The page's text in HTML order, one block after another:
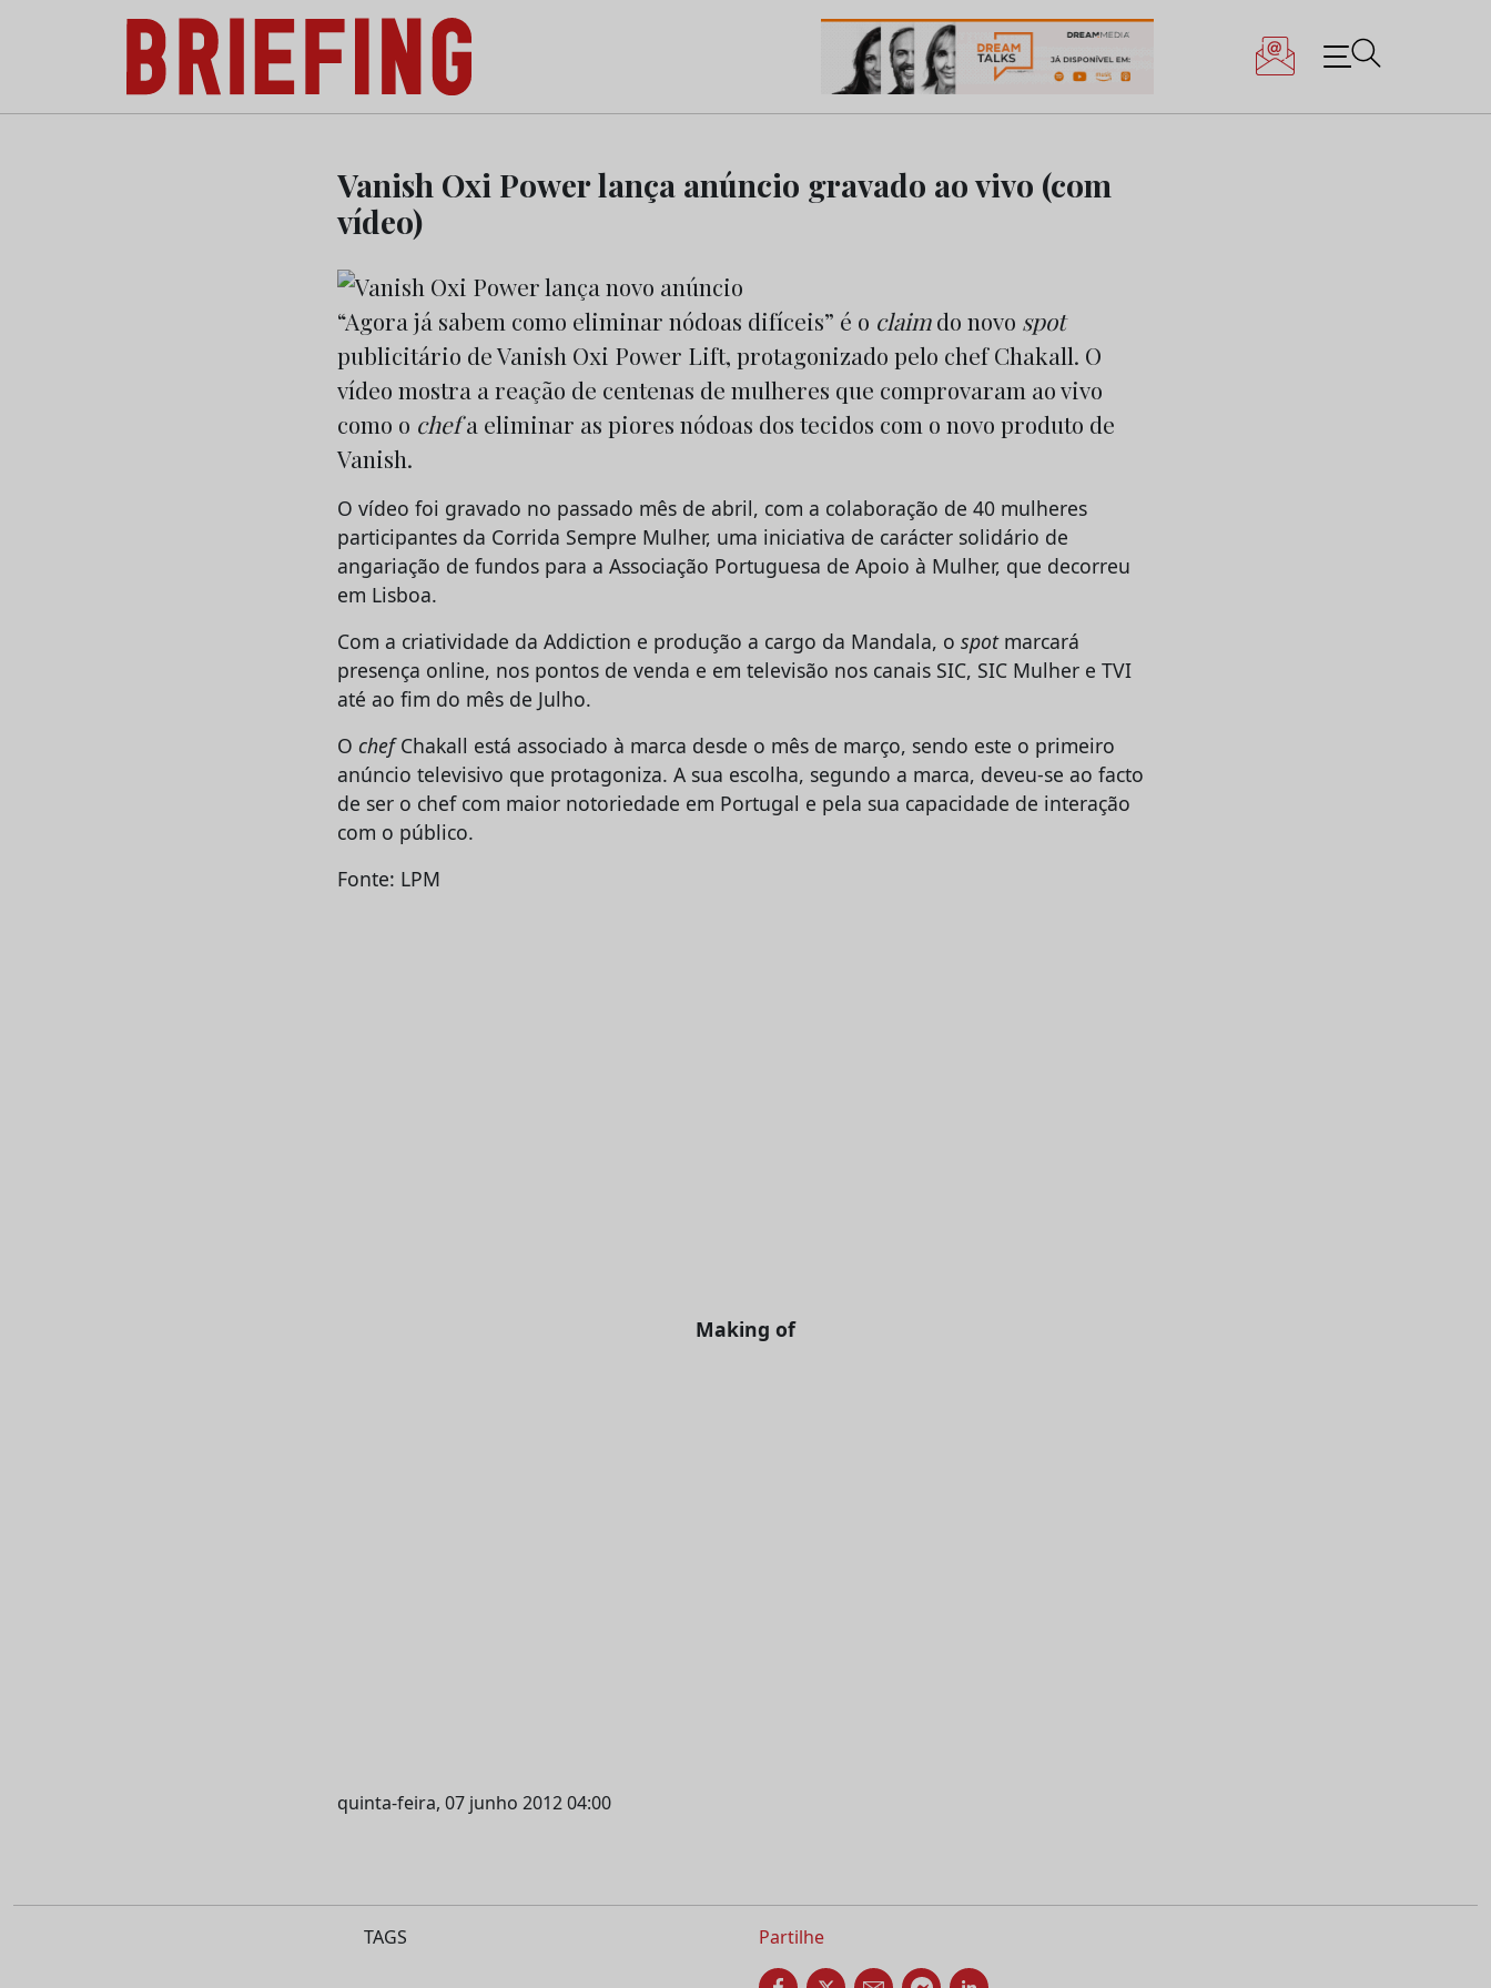
Briefing: Todas as notícias sobre os negócios do Marketing e da Publicidade
Vanish Oxi Power lança anúncio gravado ao vivo (com
vídeo)
“Agora já sabem como eliminar nódoas difíceis” é o claimdo novo spot
publicitário de Vanish Oxi Power Lift, protagonizado pelo chef Chakall. O
vídeo mostra a reação de centenas de mulheres que comprovaram ao vivo
como o chefa eliminar as piores nódoas dos tecidos com o novo produto de
Vanish.
O vídeo foi gravado no passado mês de abril, com a colaboração de 40 mulheres
participantes da Corrida Sempre Mulher, uma iniciativa de carácter solidário de
angariação de fundos para a Associação Portuguesa de Apoio à Mulher, que decorreu
em Lisboa.
Com a criatividade da Addiction e produção a cargo da Mandala, o spotmarcará
presença online, nos pontos de venda e em televisão nos canais SIC, SIC Mulher e TVI
até ao fim do mês de Julho.
O chefChakall está associado à marca desde o mês de março, sendo este o primeiro
anúncio televisivo que protagoniza. A sua escolha, segundo a marca, deveu-se ao facto
de ser o chef com maior notoriedade em Portugal e pela sua capacidade de interação
com o público.
Fonte: LPM
Making of
quinta-feira, 07 junho 2012 04:00
TAGS Partilhe